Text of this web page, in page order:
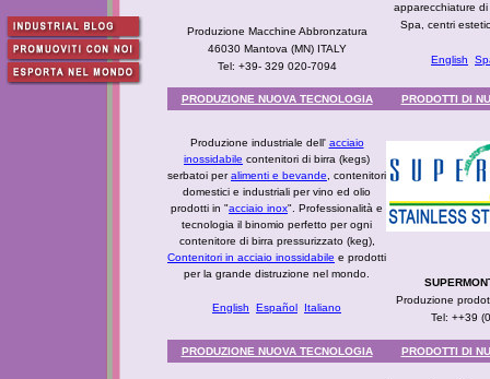
apparecchiature
Spa, centri
English
Produzione Macchine Abbronzatura
46030 Mantova (MN) ITALY
Tel: +39- 329 020-7094
PRODUZIONE NUOVA TECNOLOGIA PRODOTTI DI
Produzione industriale dell' acciaio
inossidabile contenitori di birra (kegs)
serbatoi peralimenti e bevande , contenitori
domestici e industriali per vino ed olio
prodotti in "acciaio inox". Professionalità e
tecnologia il binomio perfetto per ogni
contenitore di birra pressurizzato (keg),
Contenitori in acciaio inossidabile e prodotti
per la grande distruzione nel mondo.
English Español Italiano
Produzione
Tel: ++39
PRODUZIONE NUOVA TECNOLOGIA PRODOTTI DI